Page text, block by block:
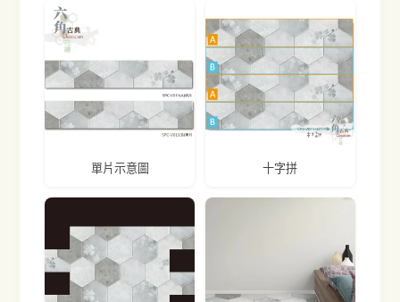
單片示意圖 十字拼